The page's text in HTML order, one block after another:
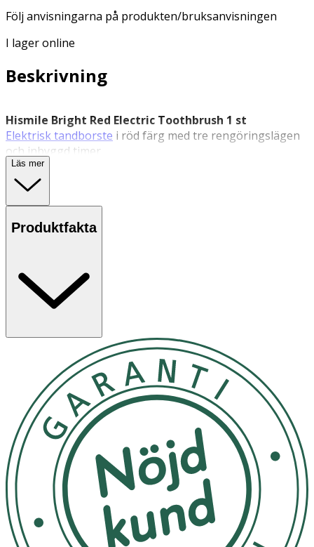
Följ anvisningarna på produkten/bruksanvisningen
I lager online
Beskrivning
Hismile Bright Red Electric Toothbrush 1 st
Elektrisk tandborste i röd färg med tre rengöringslägen
och inbyggd timer.
Hismile Bright Red
eltandborste
rengöringslägen och inbyggd tvåminuterstimer. Den är
utrustad med mjuka, avsmalnande borststrån och ett
C-laddningskabel.
Egenskaper
· Lägesminne för personlig borstinställning
· Mjuka borststrån för effektiv rengöring
· USB-C-laddning och utbytbart borsthuvud
Användning
· Ladda tandborsten före första användning.
· Blöt borsthuvudet och applicera tandkräm.
· Placera borsthuvudet mot tänderna innan du startar.
· Växla mellan lägen med strömknappen.
Läs mer
Produktfakta